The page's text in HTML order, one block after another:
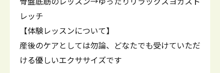
レッチ
【体験レッスンについて】
産後のケアとしては勿論、どなたでも受けていただ
ける優しいエクササイズです